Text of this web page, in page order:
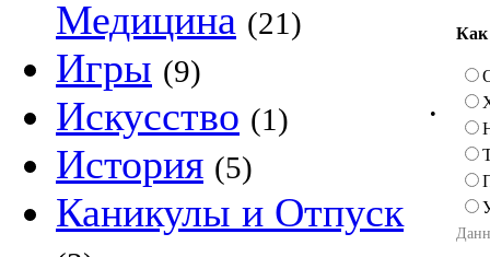
Медицина (21)
Игры (9)
Искусство (1)
История (5)
Каникулы и Отпуск
•
Как